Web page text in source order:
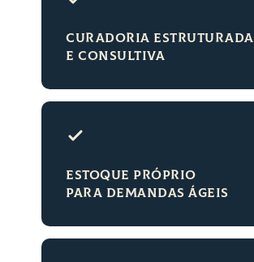
CURADORIA ESTRUTURADA
E CONSULTIVA
ESTOQUE PRÓPRIO
PARA DEMANDAS ÁGEIS